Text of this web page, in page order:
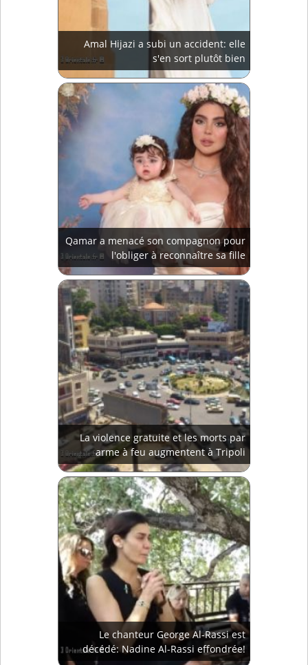
Amal Hijazi a subi un accident: elle
s'en sort plutôt bien
Qamar a menacé son compagnon pour
l'obliger à reconnaître sa fille
La violence gratuite et les morts par
arme à feu augmentent à Tripoli
Le chanteur George Al-Rassi est
décédé: Nadine Al-Rassi effondrée!